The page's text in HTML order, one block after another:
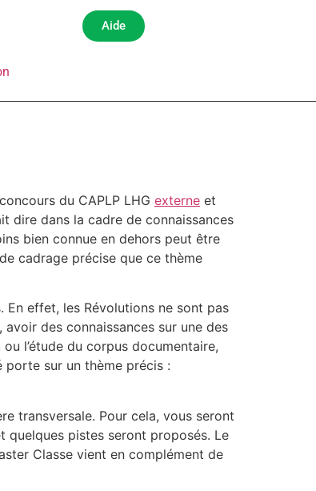
Aide
du CAPLP LHG externe et
dire dans la cadre de connaissances
bien connue en dehors peut être
cadrage précise que ce thème
En effet, les Révolutions ne sont pas
des connaissances sur une des
l’étude du corpus documentaire,
porte sur un thème précis :
transversale. Pour cela, vous seront
quelques pistes seront proposés. Le
Classe vient en complément de